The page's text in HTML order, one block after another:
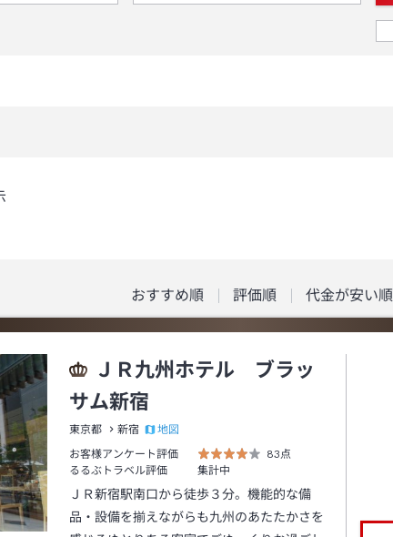
おすすめ順 評価順 代金が安い順
ＪＲ九州ホテル ブラッ
サム新宿
東京都 新宿
地図
お客様アンケート評価
83点
るるぶトラベル評価
集計中
ＪＲ新宿駅南口から徒歩３分。機能的な備
品・設備を揃えながらも九州のあたたかさを